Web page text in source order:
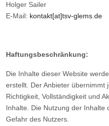
Holger Sailer
E-Mail: kontakt[at]tsv-glems.de
Haftungsbeschränkung:
Die Inhalte dieser Website
erstellt. Der Anbieter übernimmt
Richtigkeit, Vollständigkeit und
Inhalte. Die Nutzung der Inhalte
Gefahr des Nutzers.